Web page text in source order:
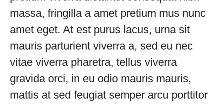
massa, fringilla a amet pretium mus nunc
amet eget. At est purus lacus, urna sit
mauris parturient viverra a, sed eu nec
vitae viverra pharetra, tellus viverra
gravida orci, in eu odio mauris mauris,
mattis at sed feugiat semper arcu porttitor